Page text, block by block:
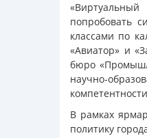
попробовать
классами по
«Авиатор» и
бюро
научно-
В рамках
политику